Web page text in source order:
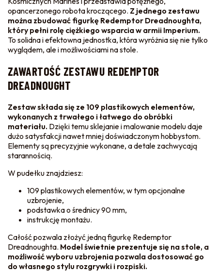
opancerzonego robota kroczącego. Z jednego zestawu
można zbudować figurkę Redemptor Dreadnoughta,
który pełni rolę ciężkiego wsparcia w armii Imperium.
To solidna i efektowna jednostka, która wyróżnia się nie tylko
wyglądem, ale i możliwościami na stole.
ZAWARTOŚĆ ZESTAWU REDEMPTOR
DREADNOUGHT
Zestaw składa się ze 109 plastikowych elementów,
wykonanych z trwałego i łatwego do obróbki
materiału. Dzięki temu sklejanie i malowanie modelu daje
dużo satysfakcji nawet mniej doświadczonym hobbystom.
Elementy są precyzyjnie wykonane, a detale zachwycają
starannością.
W pudełku znajdziesz:
109 plastikowych elementów, w tym opcjonalne
uzbrojenie,
podstawka o średnicy 90 mm,
instrukcję montażu.
Całość pozwala złożyć jedną figurkę Redemptor
Dreadnoughta. Model świetnie prezentuje się na stole, a
możliwość wyboru uzbrojenia pozwala dostosować go
do własnego stylu rozgrywki i rozpiski.